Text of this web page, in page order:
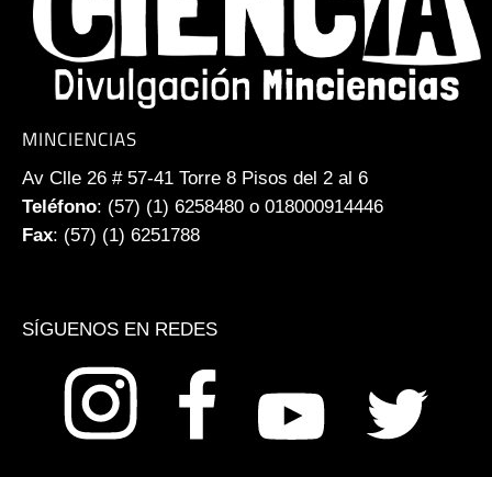
MINCIENCIAS
Av Clle 26 # 57-41 Torre 8 Pisos del 2 al 6
Teléfono: (57) (1) 6258480 o 018000914446
Fax: (57) (1) 6251788
SÍGUENOS EN REDES